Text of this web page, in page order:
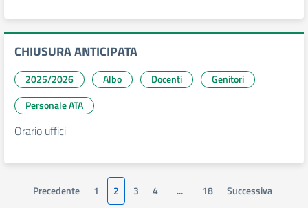
CHIUSURA ANTICIPATA
2025/2026 Albo Docenti
Genitori
Personale ATA
Orario uffici
Precedente 1 2 3 4 ... 18 Successiva